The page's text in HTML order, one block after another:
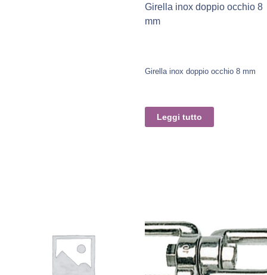
Girella inox doppio occhio 8
mm
Girella inox doppio occhio 8 mm
Leggi tutto